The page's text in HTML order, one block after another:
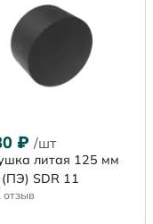
₽ /шт
литая 125 мм
SDR 11
отзыв